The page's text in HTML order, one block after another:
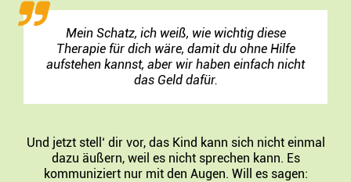
Mein Schatz, ich weiß, wie wichtig diese
Therapie für dich wäre, damit du ohne Hilfe
aufstehen kannst, aber wir haben einfach nicht
das Geld dafür.
Und jetzt stell‘ dir vor, das Kind kann sich nicht einmal
dazu äußern, weil es nicht sprechen kann. Es
kommuniziert nur mit den Augen. Will es sagen: